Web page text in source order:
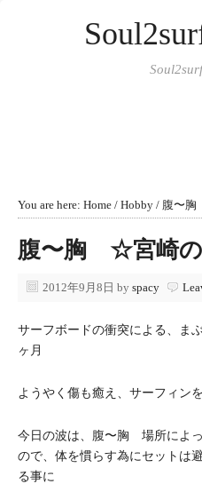
You are here: Home / Hobby / 腹〜
腹〜胸 ☆宮崎の
2012年9月8日 by spacy
サーフボードの衝突による、ま
ヶ月
ようやく傷も癒え、サーフィン
今日の波は、腹〜胸 場所によ
ので、体を慣らす為にセットは
る事に